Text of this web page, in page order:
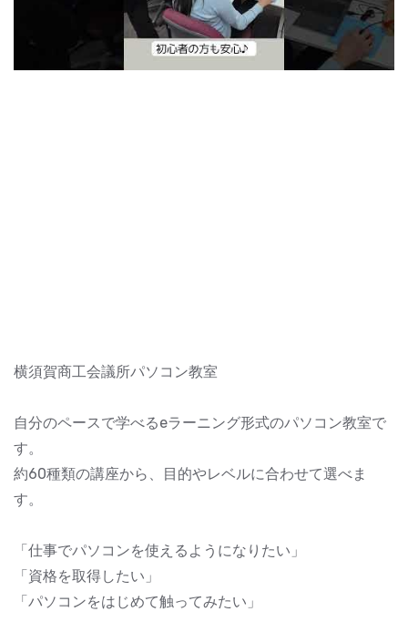
横須賀商工会議所パソコン教室
自分のペースで学べるeラーニング形式のパソコン教室で
す。
約60種類の講座から、目的やレベルに合わせて選べま
す。
「仕事でパソコンを使えるようになりたい」
「資格を取得したい」
「パソコンをはじめて触ってみたい」